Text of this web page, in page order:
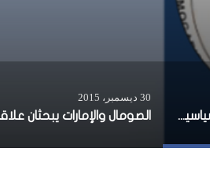
الطريقة التيجانية وأدوارها السياسية في إفريقيا الغربية خلال القرن 19م
30 ديسمبر، 2015